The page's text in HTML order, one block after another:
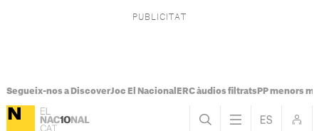
Segueix-nos a DiscoverJoc El Nacional ERC àudios filtratsPP menors